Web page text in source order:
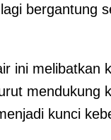
bergantung
ini melibatkan
mendukung
kunci